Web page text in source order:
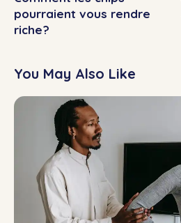
pourraient vous rendre
riche?
You May Also Like